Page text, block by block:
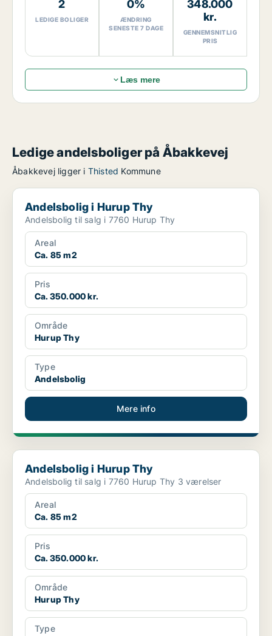
2
LEDIGE BOLIGER
0%
ÆNDRING
SENESTE 7 DAGE
348.000
kr.
GENNEMSNITLIG
PRIS
Læs mere
Ledige andelsboliger på Åbakkevej
Åbakkevej ligger i Thisted Kommune
Andelsbolig i Hurup Thy
Andelsbolig i Hurup Thy
Andelsbolig til salg i 7760 Hurup Thy
Areal
Ca. 85 m2
Pris
Ca. 350.000 kr.
Område
Hurup Thy
Type
Andelsbolig
Mere info
Andelsbolig i Hurup Thy
Andelsbolig i Hurup Thy
Andelsbolig til salg i 7760 Hurup Thy 3 værelser
Areal
Ca. 85 m2
Pris
Ca. 350.000 kr.
Område
Hurup Thy
Type